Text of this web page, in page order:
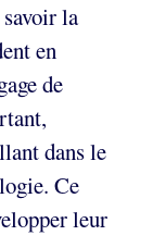
la
en
de
dans le
Ce
leur